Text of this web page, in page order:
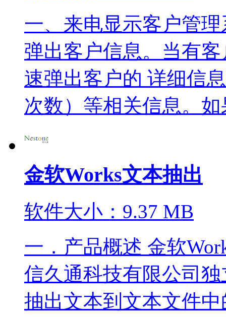
一、来电显示客户管
弹出客户信息。当有
速弹出客户的 详细信
次数）等相关信息。如
金软Works文本抽出
软件大小：9.37 MB
一．产品概述 金软
信久通科技有限公司
抽出文本到文本文件